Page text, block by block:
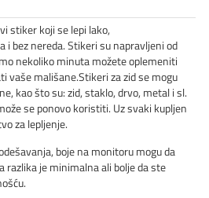
stiker koji se lepi lako,
i bez nereda. Stikeri su napravljeni od
nekoliko minuta možete oplemeniti
vaše mališane.Stikeri za zid se mogu
kao što su: zid, staklo, drvo, metal i sl.
se ponovo koristiti. Uz svaki kupljen
za lepljenje.
boje na monitoru mogu da
razlika je minimalna ali bolje da ste